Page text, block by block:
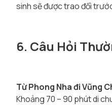
sinh sẽ được trao đổi
6. Câu Hỏi
Từ Phong Nha đi Vũng
Khoảng 70 – 90 phút di